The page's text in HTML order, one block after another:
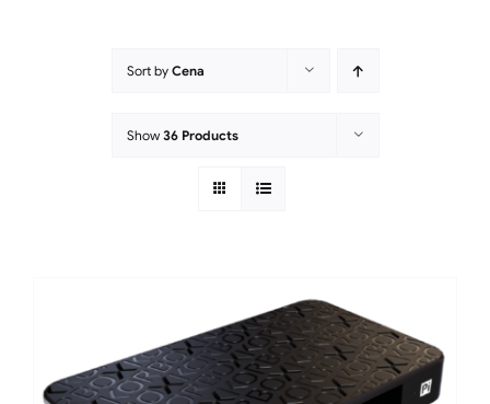
Sort by Cena
Show 36 Products